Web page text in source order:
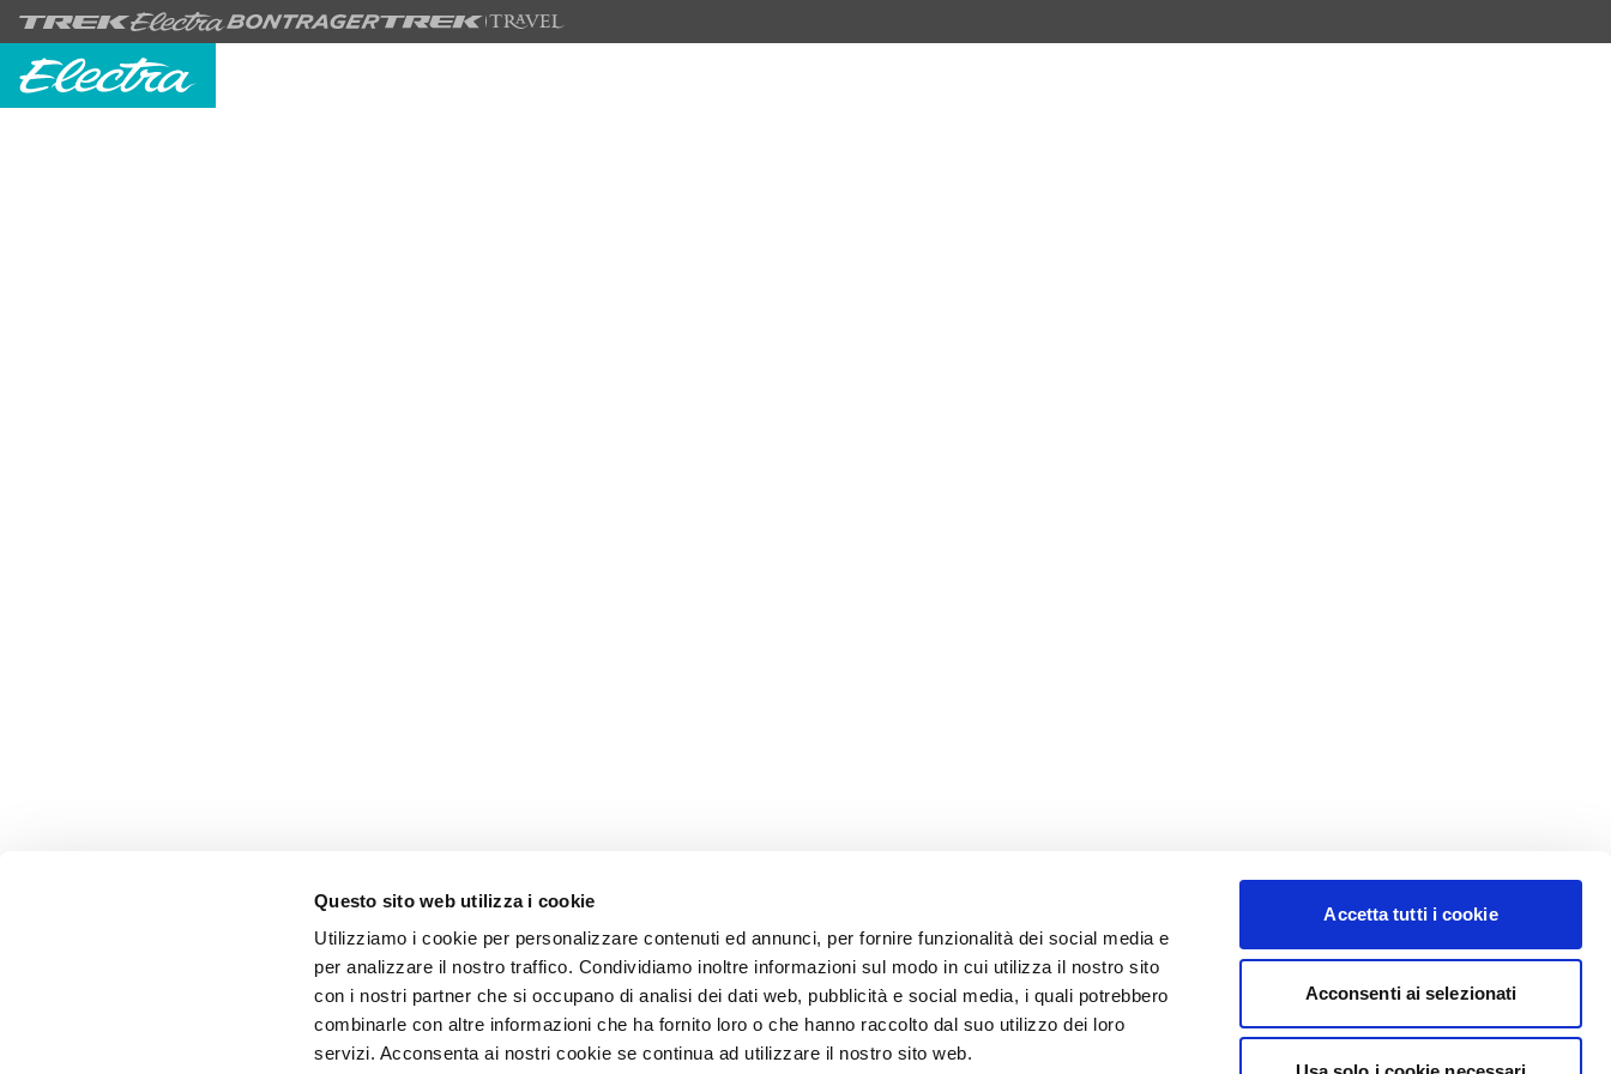
Questo sito web utilizza i cookie
Utilizziamo i cookie per personalizzare contenuti ed annunci, per fornire funzionalità dei social media e
per analizzare il nostro traffico. Condividiamo inoltre informazioni sul modo in cui utilizza il nostro sito
con i nostri partner che si occupano di analisi dei dati web, pubblicità e social media, i quali potrebbero
combinarle con altre informazioni che ha fornito loro o che hanno raccolto dal suo utilizzo dei loro
servizi. Acconsenta ai nostri cookie se continua ad utilizzare il nostro sito web.
Accetta tutti i cookie
Acconsenti ai selezionati